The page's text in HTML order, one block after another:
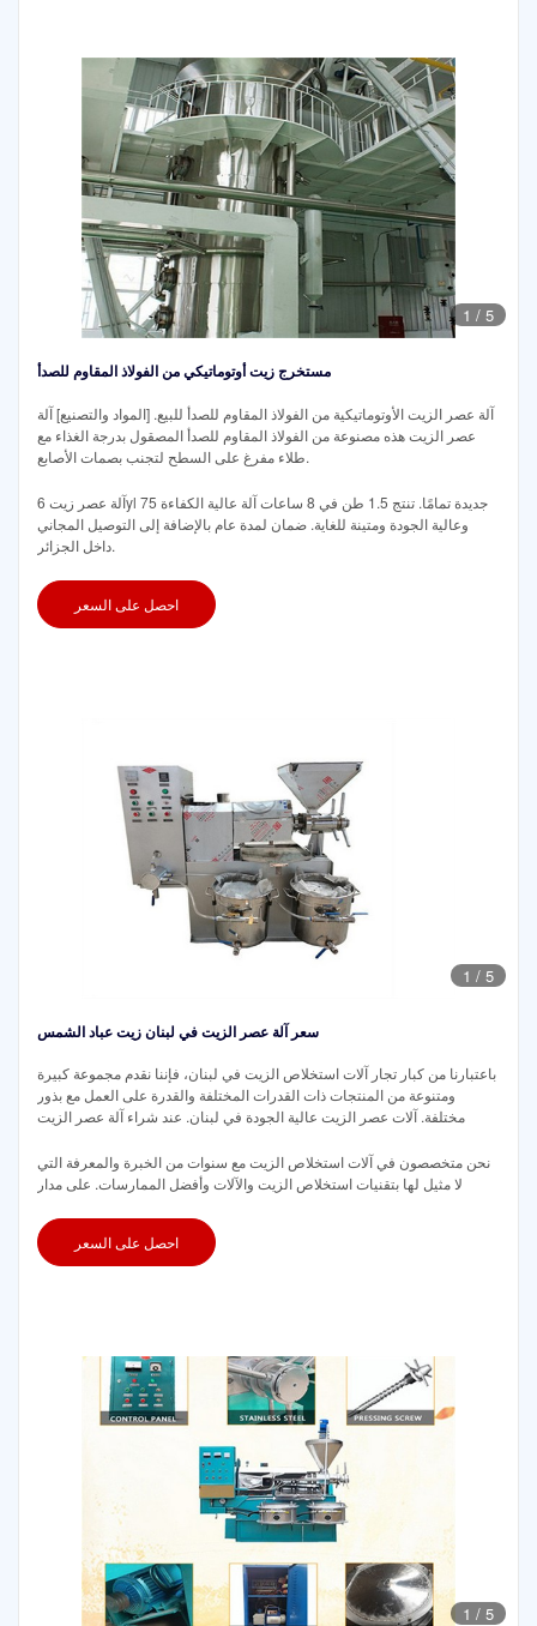
1 / 5
مستخرج زيت أوتوماتيكي من الفولاذ المقاوم للصدأ
آلة عصر الزيت الأوتوماتيكية من الفولاذ المقاوم للصدأ للبيع. [المواد والتصنيع] آلة
عصر الزيت هذه مصنوعة من الفولاذ المقاوم للصدأ المصقول بدرجة الغذاء مع
طلاء مفرغ على السطح لتجنب بصمات الأصابع.
آلة عصر زيت 6yl 75 جديدة تمامًا. تنتج 1.5 طن في 8 ساعات آلة عالية الكفاءة
وعالية الجودة ومتينة للغاية. ضمان لمدة عام بالإضافة إلى التوصيل المجاني
داخل الجزائر.
احصل على السعر
1 / 5
سعر آلة عصر الزيت في لبنان زيت عباد الشمس
باعتبارنا من كبار تجار آلات استخلاص الزيت في لبنان، فإننا نقدم مجموعة كبيرة
ومتنوعة من المنتجات ذات القدرات المختلفة والقدرة على العمل مع بذور
مختلفة. آلات عصر الزيت عالية الجودة في لبنان. عند شراء آلة عصر الزيت
نحن متخصصون في آلات استخلاص الزيت مع سنوات من الخبرة والمعرفة التي
لا مثيل لها بتقنيات استخلاص الزيت والآلات وأفضل الممارسات. على مدار
احصل على السعر
1 / 5